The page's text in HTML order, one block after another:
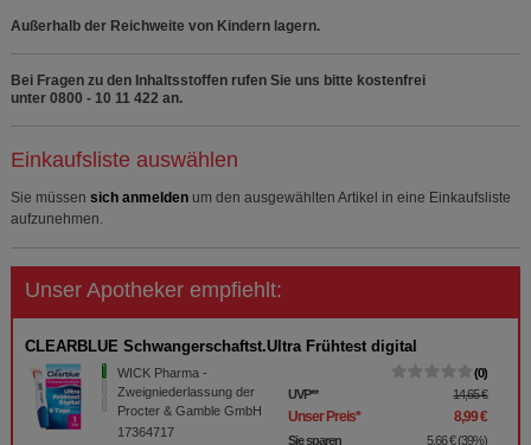
Außerhalb der Reichweite von Kindern lagern.
Bei Fragen zu den Inhaltsstoffen rufen Sie uns bitte kostenfrei
unter 0800 - 10 11 422 an.
Einkaufsliste auswählen
Sie müssen sich anmelden um den ausgewählten Artikel in eine Einkaufsliste
aufzunehmen.
Unser Apotheker empfiehlt:
CLEARBLUE Schwangerschaftst.Ultra Frühtest digital
WICK Pharma -
Zweigniederlassung der
Procter & Gamble GmbH
17364717
0
UVP** 14,65 €
Unser Preis* 8,99 €
Sie sparen 5,66 €(39%)